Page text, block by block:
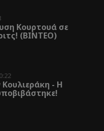
Κουρτουά σε
(ΒΙΝΤΕΟ)
Κουλιεράκη - Η